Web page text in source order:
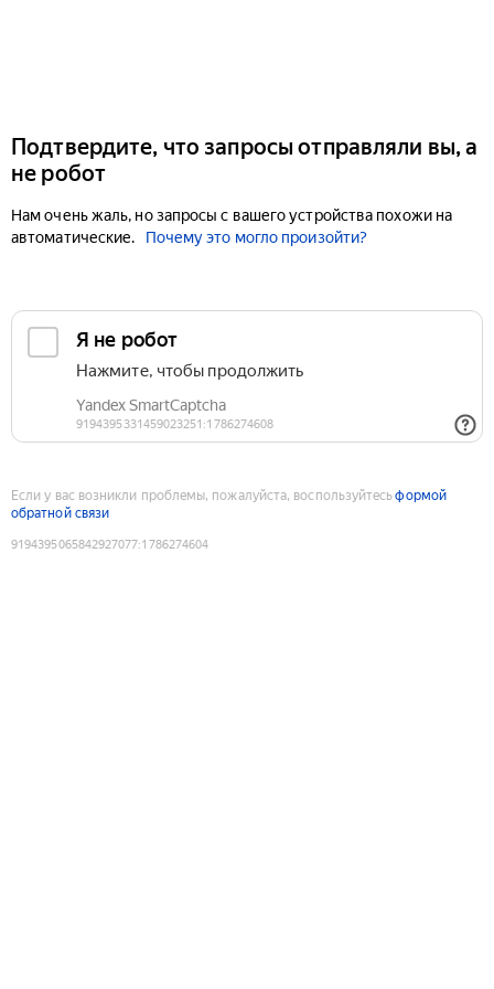
Подтвердите, что запросы отправляли вы, а
не робот
Нам очень жаль, но запросы с вашего устройства похожи на
автоматические.
Почему это могло произойти?
Если у вас возникли проблемы, пожалуйста, воспользуйтесьформой
обратной связи
9194395065842927077:1786274604